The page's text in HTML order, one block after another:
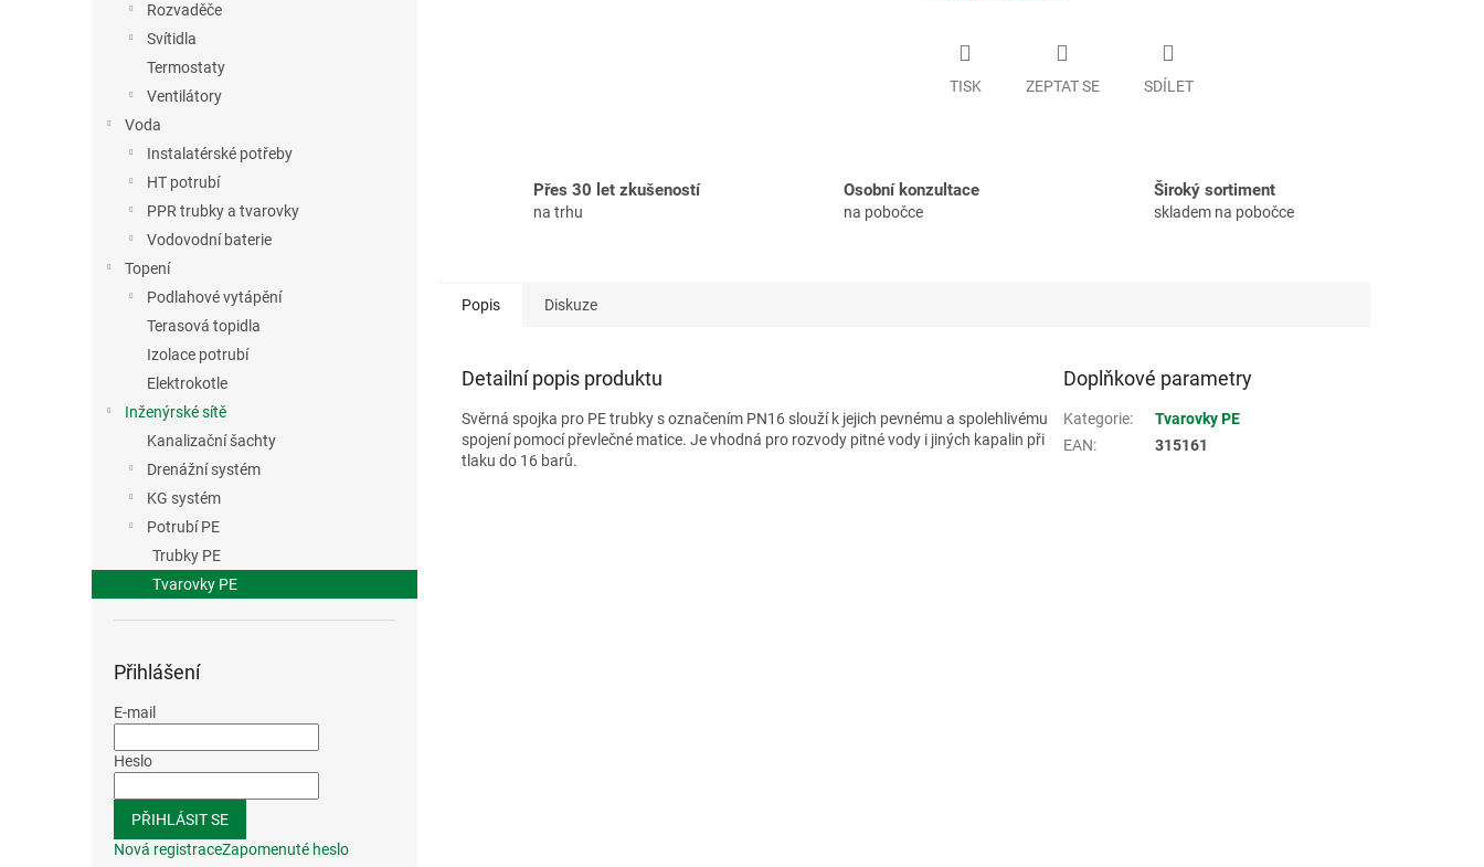
Rozvaděče
Svítidla
Termostaty
Ventilátory
Voda
Instalatérské potřeby
HT potrubí
PPR trubky a tvarovky
Vodovodní baterie
Topení
Podlahové vytápění
Terasová topidla
Izolace potrubí
Elektrokotle
Inženýrské sítě
Kanalizační šachty
Drenážní systém
KG systém
Potrubí PE
Trubky PE
Tvarovky PE
Přihlášení
E-mail
Heslo
PŘIHLÁSIT SE
Nová registraceZapomenuté heslo
TISK ZEPTAT SE SDÍLET
Přes 30 let zkušeností
na trhu
Osobní konzultace
na pobočce
Široký sortiment
skladem na pobočce
Popis Diskuze
Detailní popis produktu
Svěrná spojka pro PE trubky s označením PN16 slouží k jejich pevnému a spolehlivému
spojení pomocí převlečné matice. Je vhodná pro rozvody pitné vody i jiných kapalin při
tlaku do 16 barů.
Doplňkové parametry
Kategorie:
Tvarovky PE
EAN: 315161